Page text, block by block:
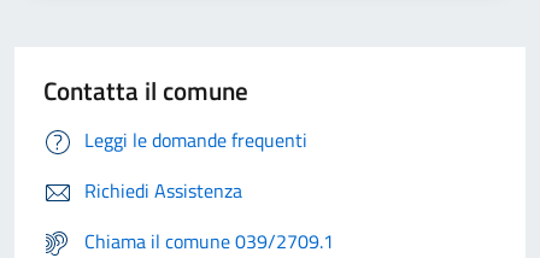
Contatta il comune
Leggi le domande frequenti
Richiedi Assistenza
Chiama il comune 039/2709.1